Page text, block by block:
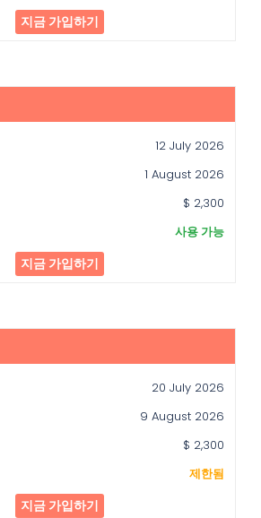
지금 가입하기
12 July 2026
1 August 2026
$ 2,300
사용 가능
지금 가입하기
20 July 2026
9 August 2026
$ 2,300
제한됨
지금 가입하기